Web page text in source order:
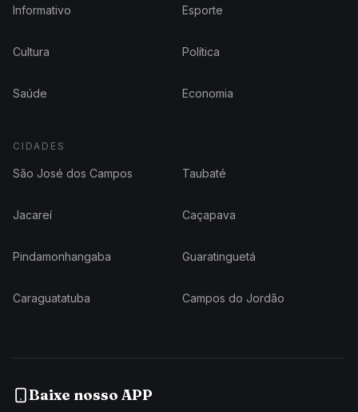
Informativo Esporte
Cultura Política
Saúde Economia
CIDADES
São José dos Campos Taubaté
Jacareí Caçapava
Pindamonhangaba Guaratinguetá
Caraguatatuba Campos do Jordão
Baixe nosso APP